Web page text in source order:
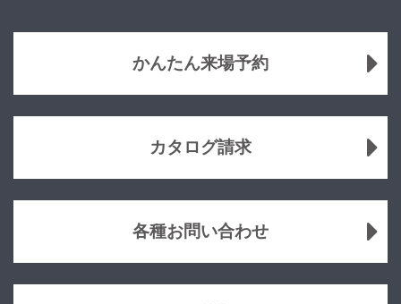
かんたん来場予約
カタログ請求
各種お問い合わせ